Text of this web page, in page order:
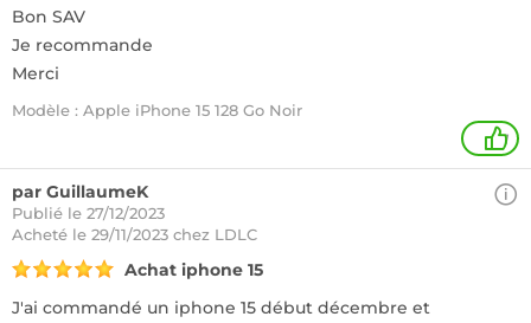
Bon SAV
Je recommande
Merci
Modèle : Apple iPhone 15 128 Go Noir
1
par GuillaumeK
Publié le 27/12/2023
Acheté le 29/11/2023 chez LDLC
Achat iphone 15
J'ai commandé un iphone 15 début décembre et